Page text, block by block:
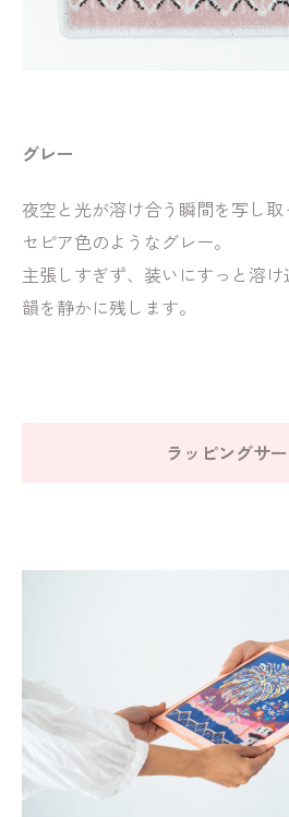
グレー
夜空と光が溶け合う瞬間を写し
セピア色のようなグレー。
主張しすぎず、装いにすっと溶
韻を静かに残します。
ラッピングサ